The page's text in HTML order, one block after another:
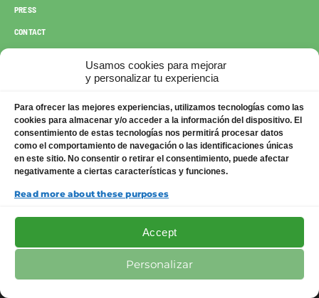
Usamos cookies para mejorar
y personalizar tu experiencia
Para ofrecer las mejores experiencias, utilizamos tecnologías como las
cookies para almacenar y/o acceder a la información del dispositivo. El
consentimiento de estas tecnologías nos permitirá procesar datos
como el comportamiento de navegación o las identificaciones únicas
en este sitio. No consentir o retirar el consentimiento, puede afectar
negativamente a ciertas características y funciones.
Read more about these purposes
Accept
Personalizar
PRESS
CONTACT
Legal
Privacy Policy
Política de cookies UE
Cookies Policy UK
Opt-out preferences
Grants